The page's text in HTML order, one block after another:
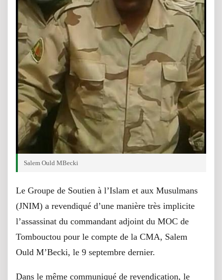
Salem Ould MBecki
Le Groupe de Soutien à l’Islam et aux Musulmans
(JNIM) a revendiqué d’une manière très implicite
l’assassinat du commandant adjoint du MOC de
Tombouctou pour le compte de la CMA, Salem
Ould M’Becki, le 9 septembre dernier.
Dans le même communiqué de revendication, le